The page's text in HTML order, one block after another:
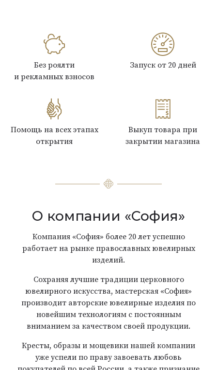
Без роялти
и рекламных взносов
Запуск от 20 дней
Помощь на всех этапах
открытия
Выкуп товара при
закрытии магазина
О компании «София»
Компания «София» более 20 лет успешно
работает на рынке православных ювелирных
изделий.
Сохраняя лучшие традиции церковного
ювелирного искусства, мастерская «София»
производит авторские ювелирные изделия по
новейшим технологиям с постоянным
вниманием за качеством своей продукции.
Кресты, образы и мощевики нашей компании
уже успели по праву завоевать любовь